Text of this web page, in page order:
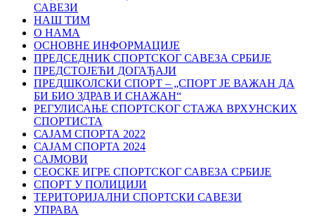
САВЕЗИ
НАШ ТИМ
О НАМА
ОСНОВНЕ ИНФОРМАЦИЈЕ
ПРЕДСЕДНИК СПОРТСКОГ САВЕЗА СРБИЈЕ
ПРЕДСТОЈЕЋИ ДОГАЂАЈИ
ПРЕДШКОЛСКИ СПОРТ – „СПОРТ ЈЕ ВАЖАН ДА
БИ БИО ЗДРАВ И СНАЖАН“
РЕГУЛИСАЊЕ СПОРТСKОГ СТАЖА ВРХУНСKИХ
СПОРТИСТА
САЈАМ СПОРТА 2022
САЈАМ СПОРТА 2024
САЈМОВИ
СЕОСКЕ ИГРЕ СПОРТСКОГ САВЕЗА СРБИЈЕ
СПОРТ У ПОЛИЦИЈИ
ТЕРИТОРИЈАЛНИ СПОРТСКИ САВЕЗИ
УПРАВА